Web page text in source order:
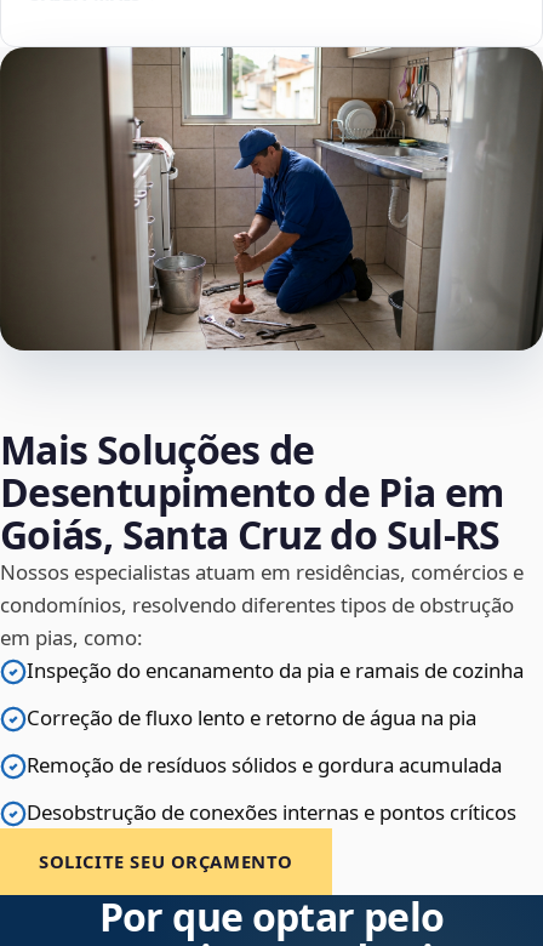
Mais Soluções de
Desentupimento de Pia em
Goiás, Santa Cruz do Sul‑RS
Nossos especialistas atuam em residências, comércios e
condomínios, resolvendo diferentes tipos de obstrução
em pias, como:
Inspeção do encanamento da pia e ramais de cozinha
Correção de fluxo lento e retorno de água na pia
Remoção de resíduos sólidos e gordura acumulada
Desobstrução de conexões internas e pontos críticos
SOLICITE SEU ORÇAMENTO
Por que optar pelo